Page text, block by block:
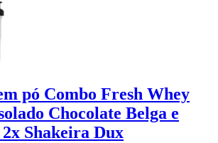
pó Combo Fresh Whey
Chocolate Belga e
Shakeira Dux